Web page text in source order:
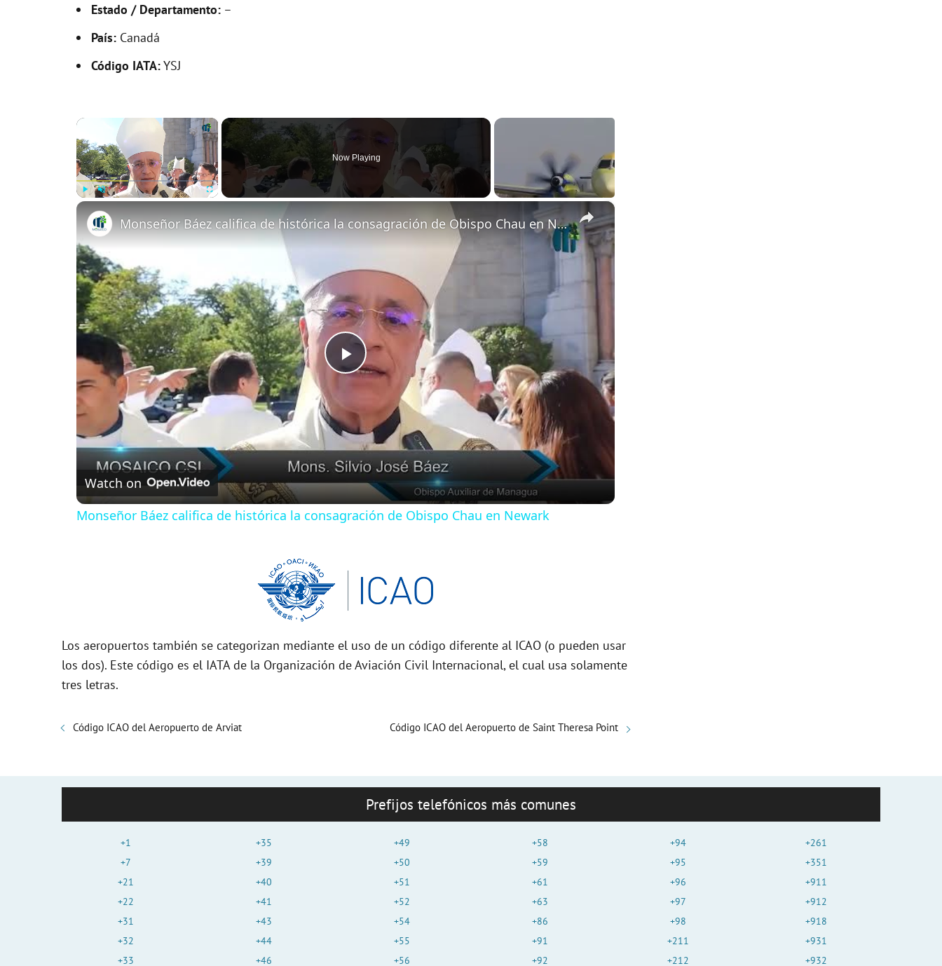
Estado / Departamento: –
País: Canadá
Código IATA:YSJ
×
Now Playing
×
P
l
a
y
e
Monseñor Báez califica de histórica la consagración de Obispo Chau en Newark
Watch on
Monseñor Báez califica de histórica la consagración de Obispo Chau en Newark
Los aeropuertos también se categorizan mediante el uso de un código diferente al ICAO (o pueden usar
los dos). Este código es el IATA de la Organización de Aviación Civil Internacional, el cual usa solamente
tres letras.
Código ICAO del Aeropuerto de Arviat Código ICAO del Aeropuerto de Saint Theresa Point
Prefijos telefónicos más comunes
+1
+7
+21
+22
+31
+32
+33
+35
+39
+40
+41
+43
+44
+46
+49
+50
+51
+52
+54
+55
+56
+58
+59
+61
+63
+86
+91
+92
+94
+95
+96
+97
+98
+211
+212
+261
+351
+911
+912
+918
+931
+932